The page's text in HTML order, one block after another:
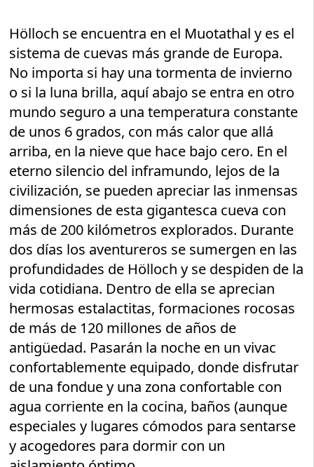
Hölloch se encuentra en el Muotathal y es el
sistema de cuevas más grande de Europa.
No importa si hay una tormenta de invierno
o si la luna brilla, aquí abajo se entra en otro
mundo seguro a una temperatura constante
de unos 6 grados, con más calor que allá
arriba, en la nieve que hace bajo cero. En el
eterno silencio del inframundo, lejos de la
civilización, se pueden apreciar las inmensas
dimensiones de esta gigantesca cueva con
más de 200 kilómetros explorados. Durante
dos días los aventureros se sumergen en las
profundidades de Hölloch y se despiden de la
vida cotidiana. Dentro de ella se aprecian
hermosas estalactitas, formaciones rocosas
de más de 120 millones de años de
antigüedad. Pasarán la noche en un vivac
confortablemente equipado, donde disfrutar
de una fondue y una zona confortable con
agua corriente en la cocina, baños (aunque
especiales y lugares cómodos para sentarse
y acogedores para dormir con un